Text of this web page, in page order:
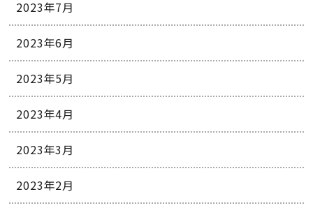
2023年7月
2023年6月
2023年5月
2023年4月
2023年3月
2023年2月